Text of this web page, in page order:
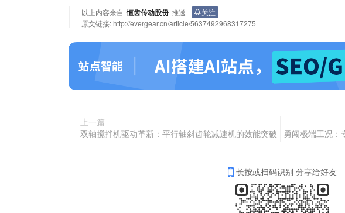
以上内容来自 恒齿传动股份 推送
关注
原文链接:http://evergear.cn/article/5637492968317275
上一篇
双轴搅拌机驱动革新：平行轴斜齿轮减速机的效能突破
长按或扫码识别 分享给好友